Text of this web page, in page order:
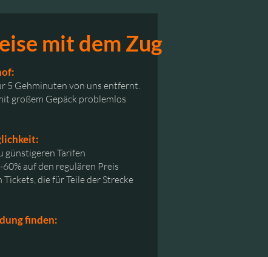
mit dem Zug
5 Gehminuten von uns entfernt.
großem Gepäck problemlos
günstigeren Tarifen
auf den regulären Preis
die für Teile der Strecke
finden: